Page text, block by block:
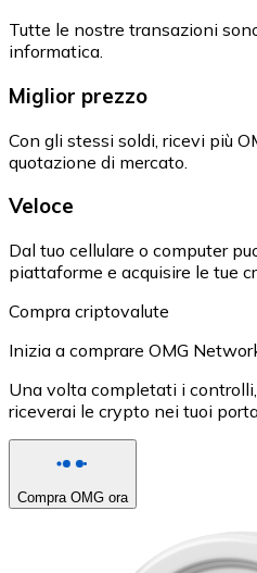
Tutte le nostre transazioni
informatica.
Miglior prezzo
Con gli stessi soldi, ricevi più
quotazione di mercato.
Veloce
Dal tuo cellulare o computer
piattaforme e acquisire le tue
Compra criptovalute
Inizia a comprare OMG
Una volta completati i
riceverai le crypto nei tuoi
Compra OMG ora